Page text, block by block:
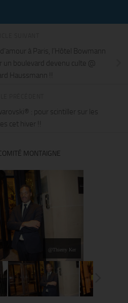
à Paris, l’Hôtel Bowmann
un boulevard devenu culte @
Haussmann !!
: pour scintiller sur les
cet hiver !!
MONTAIGNE
@Thierry Ker